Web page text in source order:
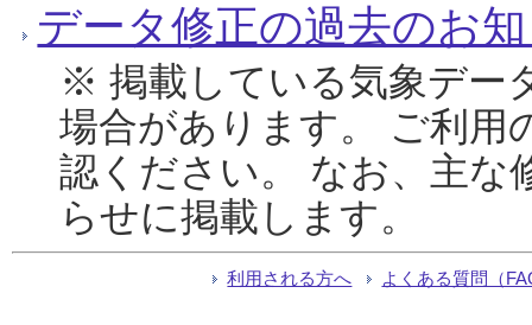
データ修正の過去のお
※ 掲載している気象デー
場合があります。 ご利用
認ください。 なお、主な
らせに掲載します。
利用される方へ よくある質問（